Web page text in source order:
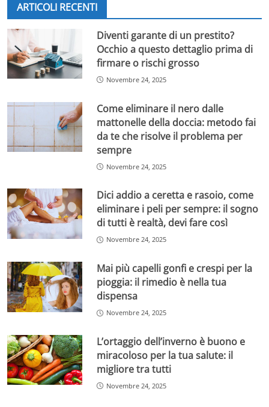
la sua spumeggiante samba in stile gipsy.
Eppure le polemiche durante la sua permanenza sulla
pista non sono mancate. Secondo molti l’ex volto di
Pomeriggio Cinque
non avrebbe scatenato le dinamiche
che tutti si aspettavano da lei
interrogata Milly Carlucci, che ha rotto il silenzio
svelando la sua verità.
Milly Carlucci risponde alle critiche: la
verità su Barbara D’Urso
spicco per comporre un cast stellare, ma quest’anno le
aspettative più alte erano puntate su ritorno televisivo
di Barbara D’Urso. In una puntata diTv Talk, la madrina
diBallando
è stata chiamata a rispondere alle domande
ARTICOLI RECENTI
Diventi garante di un prestito?
Occhio a questo dettaglio prima di
firmare o rischi grosso
Novembre 24, 2025
Come eliminare il nero dalle
mattonelle della doccia: metodo fai
da te che risolve il problema per
sempre
Novembre 24, 2025
Dici addio a ceretta e rasoio, come
eliminare i peli per sempre: il sogno
di tutti è realtà, devi fare così
Novembre 24, 2025
Mai più capelli gonfi e crespi per la
pioggia: il rimedio è nella tua
dispensa
Novembre 24, 2025
L’ortaggio dell’inverno è buono e
miracoloso per la tua salute: il
migliore tra tutti
Novembre 24, 2025